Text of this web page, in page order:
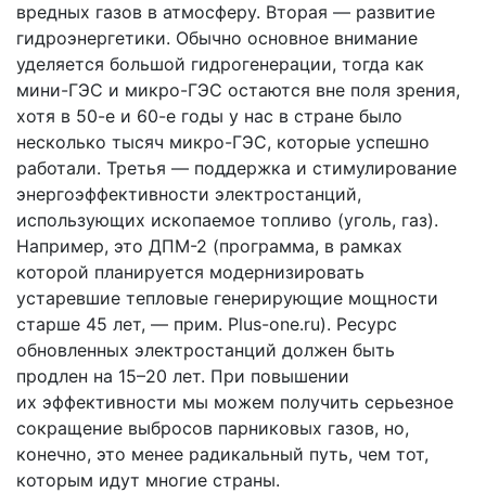
вредных газов в атмосферу. Вторая — развитие
гидроэнергетики. Обычно основное внимание
уделяется большой гидрогенерации, тогда как
мини-ГЭС и микро-ГЭС остаются вне поля зрения,
хотя в 50-е и 60-е годы у нас в стране было
несколько тысяч микро-ГЭС, которые успешно
работали. Третья — поддержка и стимулирование
энергоэффективности электростанций,
использующих ископаемое топливо (уголь, газ).
Например, это ДПМ-2 (программа, в рамках
которой планируется модернизировать
устаревшие тепловые генерирующие мощности
старше 45 лет, — прим. Plus-one.ru). Ресурс
обновленных электростанций должен быть
продлен на 15–20 лет. При повышении
их эффективности мы можем получить серьезное
сокращение выбросов парниковых газов, но,
конечно, это менее радикальный путь, чем тот,
которым идут многие страны.